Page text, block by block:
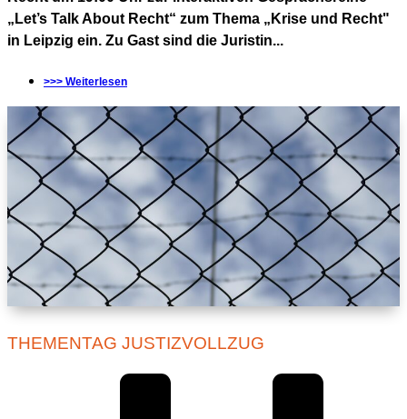
„Let’s Talk About Recht“ zum Thema „Krise und Recht"
in Leipzig ein. Zu Gast sind die Juristin...
>>> Weiterlesen
THEMENTAG JUSTIZVOLLZUG